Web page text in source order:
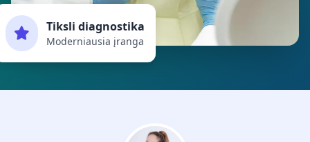
Tiksli diagnostika
Moderniausia įranga